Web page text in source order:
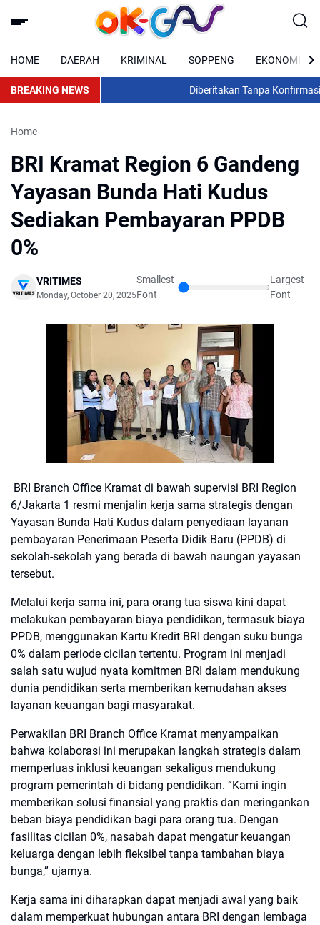
HOME DAERAH KRIMINAL SOPPENG EKONOMI
BREAKING NEWS Diberitakan Tanpa Konfirmasi,
Home
BRI Kramat Region 6 Gandeng
Yayasan Bunda Hati Kudus
Sediakan Pembayaran PPDB
0%
VRITIMES
Monday, October 20, 2025
Smallest
Font
Largest
Font
BRI Branch Office Kramat di bawah supervisi BRI Region
6/Jakarta 1 resmi menjalin kerja sama strategis dengan
Yayasan Bunda Hati Kudus dalam penyediaan layanan
pembayaran Penerimaan Peserta Didik Baru (PPDB) di
sekolah-sekolah yang berada di bawah naungan yayasan
tersebut.
Melalui kerja sama ini, para orang tua siswa kini dapat
melakukan pembayaran biaya pendidikan, termasuk biaya
PPDB, menggunakan Kartu Kredit BRI dengan suku bunga
0% dalam periode cicilan tertentu. Program ini menjadi
salah satu wujud nyata komitmen BRI dalam mendukung
dunia pendidikan serta memberikan kemudahan akses
layanan keuangan bagi masyarakat.
Perwakilan BRI Branch Office Kramat menyampaikan
bahwa kolaborasi ini merupakan langkah strategis dalam
memperluas inklusi keuangan sekaligus mendukung
program pemerintah di bidang pendidikan. “Kami ingin
memberikan solusi finansial yang praktis dan meringankan
beban biaya pendidikan bagi para orang tua. Dengan
fasilitas cicilan 0%, nasabah dapat mengatur keuangan
keluarga dengan lebih fleksibel tanpa tambahan biaya
bunga,” ujarnya.
Kerja sama ini diharapkan dapat menjadi awal yang baik
dalam memperkuat hubungan antara BRI dengan lembaga